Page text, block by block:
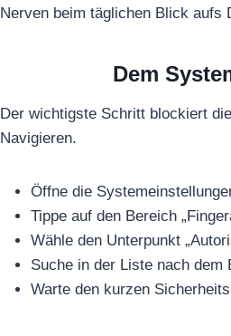
Nerven beim täglichen Blick aufs
Dem
Der wichtigste Schritt blockiert
Navigieren.
Öffne die
Tippe auf den Bereich
Wähle den Unterpunkt
Suche in der Liste nach dem
Warte den kurzen